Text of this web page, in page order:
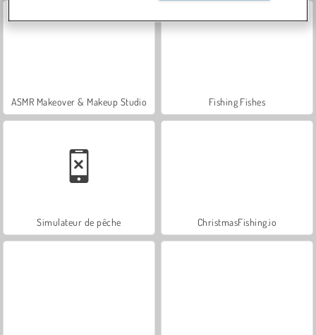
ASMR Makeover & Makeup Studio Fishing Fishes
Simulateur de pêche ChristmasFishing.io